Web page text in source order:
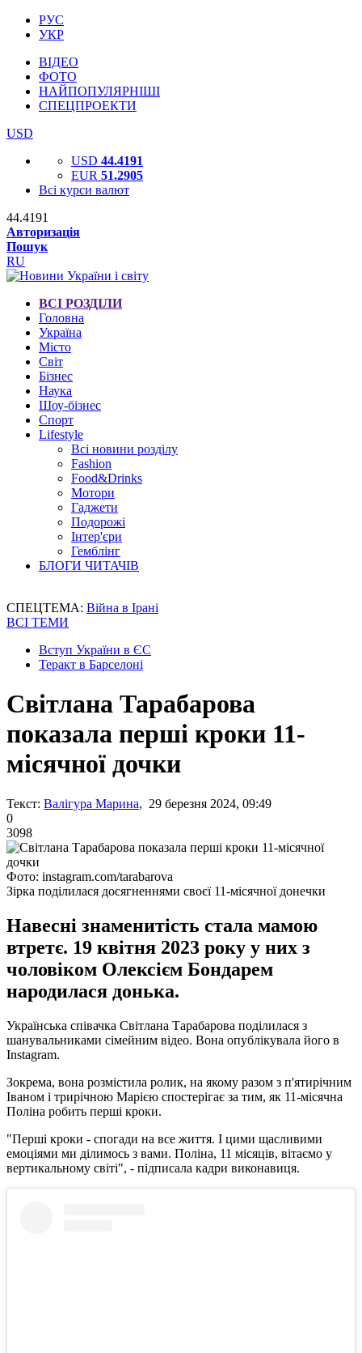
РУС
УКР
ВІДЕО
ФОТО
НАЙПОПУЛЯРНІШІ
СПЕЦПРОЕКТИ
USD
USD 44.4191
EUR 51.2905
Всі курси валют
44.4191
Авторизація
Пошук
RU
ВСІ РОЗДІЛИ
Головна
Україна
Місто
Світ
Бізнес
Наука
Шоу-бізнес
Спорт
Lifestyle
Всі новини розділу
Fashion
Food&Drinks
Мотори
Гаджети
Подорожі
Інтер'єри
Гемблінг
БЛОГИ ЧИТАЧІВ
СПЕЦТЕМА: Війна в Ірані
ВСІ ТЕМИ
Вступ України в ЄС
Теракт в Барселоні
Світлана Тарабарова
показала перші кроки 11-
місячної дочки
Текст: Валігура Марина, 29 березня 2024, 09:49
0
3098
Фото: instagram.com/tarabarova
Зірка поділилася досягненнями своєї 11-місячної донечки
Навесні знаменитість стала мамою
втретє. 19 квітня 2023 року у них з
чоловіком Олексієм Бондарем
народилася донька.
Українська співачка Світлана Тарабарова поділилася з
шанувальниками сімейним відео. Вона опублікувала його в
Instagram.
Зокрема, вона розмістила ролик, на якому разом з п'ятирічним
Іваном і трирічною Марією спостерігає за тим, як 11-місячна
Поліна робить перші кроки.
"Перші кроки - спогади на все життя. І цими щасливими
емоціями ми ділимось з вами. Поліна, 11 місяців, вітаємо у
вертикальному світі", - підписала кадри виконавиця.